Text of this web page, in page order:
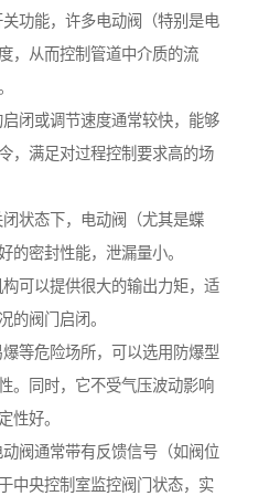
功能，许多电动阀（特别是电
，从而控制管道中介质的流
闭或调节速度通常较快，能够
，满足对过程控制要求高的场
状态下，电动阀（尤其是蝶
的密封性能，泄漏量小。
可以提供很大的输出力矩，适
的阀门启闭。
等危险场所，可以选用防爆型
。同时，它不受气压波动影响
性好。
阀通常带有反馈信号（如阀位
中央控制室监控阀门状态，实